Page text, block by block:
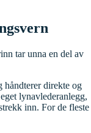
tar unna en del av
håndterer direkte og
lynavlederanlegg,
inn. For de fleste